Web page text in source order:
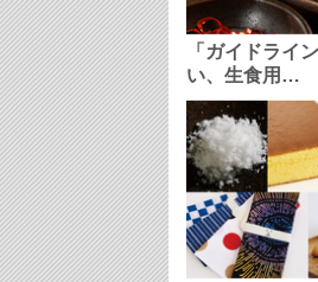
「ガイドライ
い、生食用…